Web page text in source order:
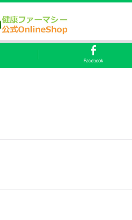
Facebook